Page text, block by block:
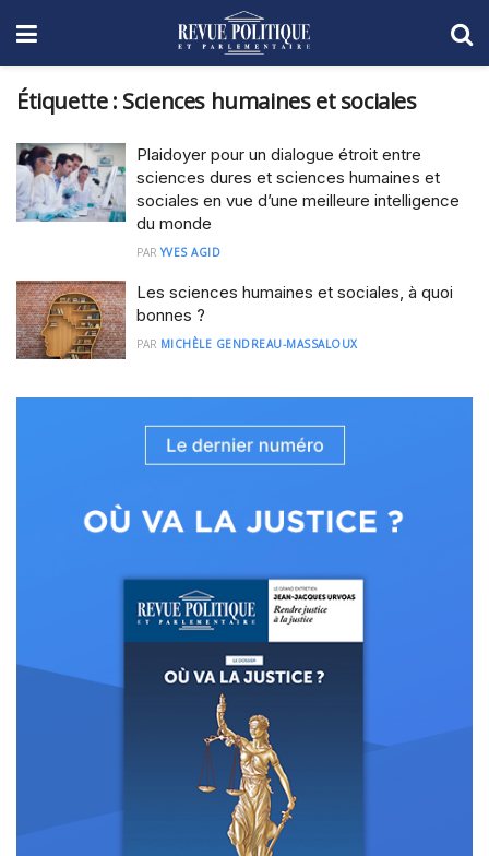
Étiquette : Sciences humaines et sociales
Plaidoyer pour un dialogue étroit entre
sciences dures et sciences humaines et
sociales en vue d’une meilleure intelligence
du monde
PAR YVES AGID
Les sciences humaines et sociales, à quoi
bonnes ?
PAR MICHÈLE GENDREAU-MASSALOUX